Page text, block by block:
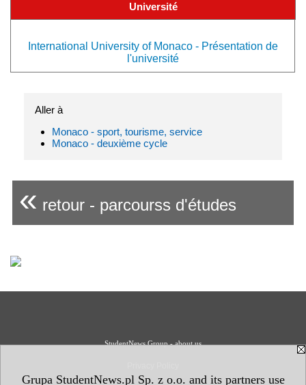
Grupa StudentNews.pl Sp. z o.o. and its partners use
Université
International University of Monaco - Présentation de
l'université
Aller à
Monaco - sport, tourisme, service
Monaco - deuxième cycle
« retour - parcourss d'études
StudentNews Group - about us